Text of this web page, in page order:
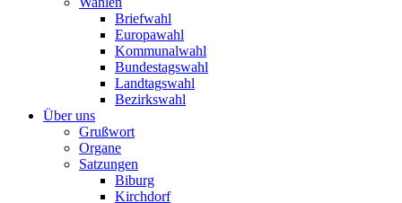
Briefwahl
Europawahl
Kommunalwahl
Bundestagswahl
Landtagswahl
Bezirkswahl
Über uns
Grußwort
Organe
Satzungen
Biburg
Kirchdorf